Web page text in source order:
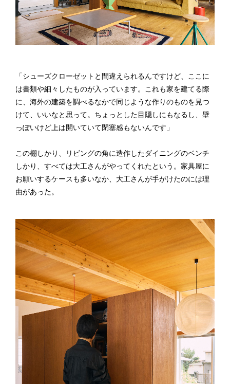
「シューズクローゼットと間違えられるんですけど、ここに
は書類や細々したものが入っています。これも家を建てる際
に、海外の建築を調べるなかで同じような作りのものを見つ
けて、いいなと思って。ちょっとした目隠しにもなるし、壁
っぽいけど上は開いていて閉塞感もないんです」
この棚しかり、リビングの角に造作したダイニングのベンチ
しかり、すべては大工さんがやってくれたという。家具屋に
お願いするケースも多いなか、大工さんが手がけたのには理
由があった。